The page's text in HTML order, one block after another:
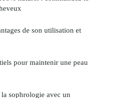
de son utilisation et
pour maintenir une peau
sophrologie avec un